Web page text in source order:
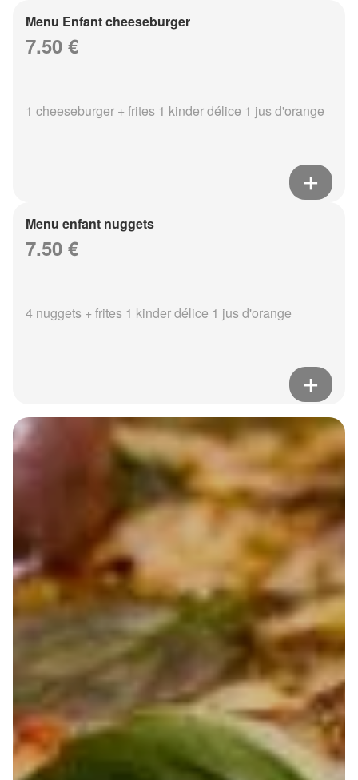
Menu Enfant cheeseburger
7.50 €
1 cheeseburger + frites 1 kinder délice 1 jus d'orange
Menu enfant nuggets
7.50 €
4 nuggets + frites 1 kinder délice 1 jus d'orange